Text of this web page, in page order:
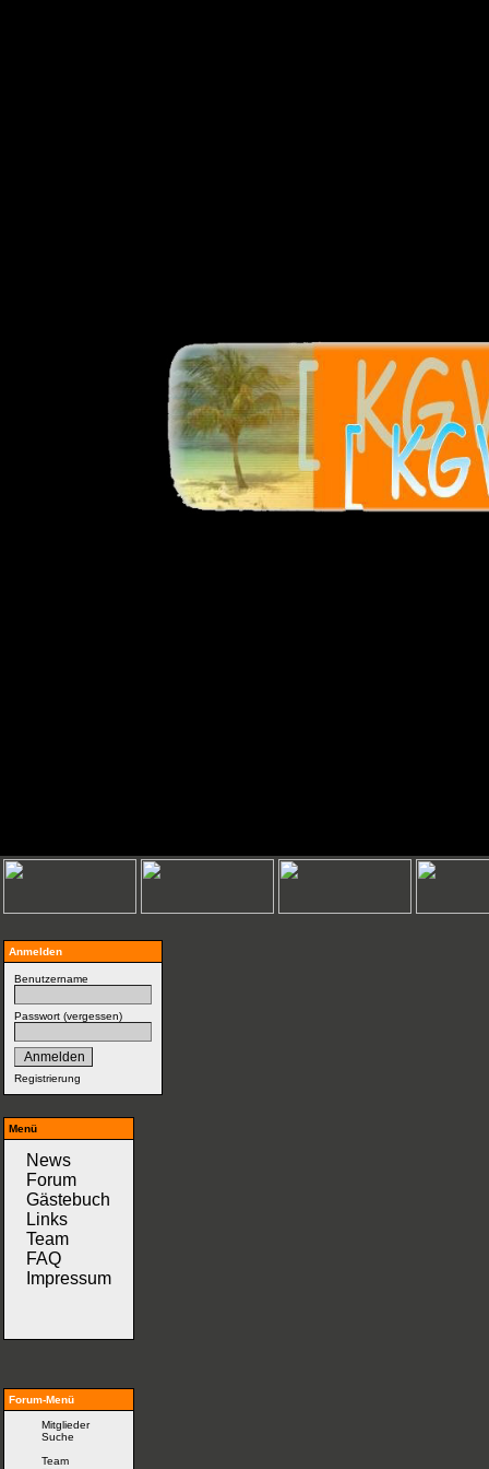
Anmelden
Benutzername
Passwort (vergessen)
Registrierung
Menü
News
Forum
Gästebuch
Links
Team
FAQ
Impressum
Forum-Menü
Mitglieder
Suche
Team